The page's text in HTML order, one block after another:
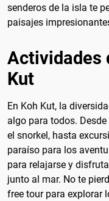
senderos de la isla te
paisajes
Actividades
Kut
En Koh Kut, la
algo para todos.
el snorkel, hasta
paraíso para los
para relajarse y
junto al mar. No te
free tour para explorar